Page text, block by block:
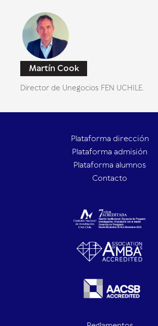
Martín Cook
Director de Unegocios FEN UCHILE.
Plataforma dirección
Plataforma admisión
Plataforma alumnos
Contacto